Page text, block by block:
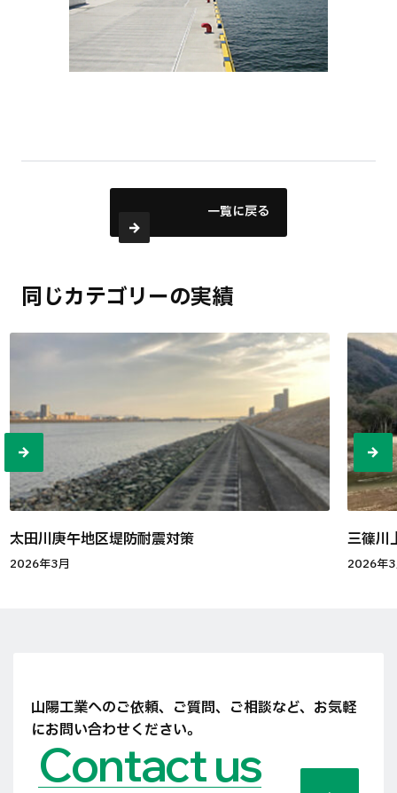
一覧に戻る
同じカテゴリーの実績
太田川庚午地区堤防耐震対策
2026年3月
三篠川
2026年
山陽工業へのご依頼、ご質問、ご相談など、 お気軽
にお問い合わせください。
Contact us